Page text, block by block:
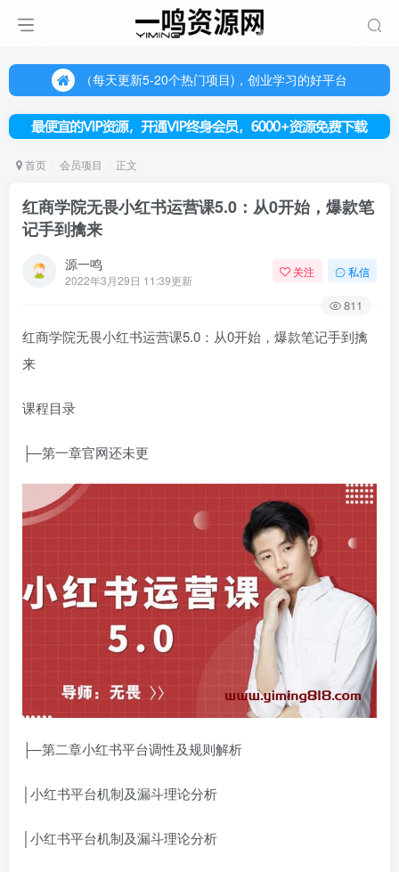
（每天更新5-20个热门项目)，创业学习的好平台
（每天更新5-20个热门项目)，创业学习的好平台
欢迎访问一鸣资源网，本站汇集数千网创课程和项目
首页 会员项目 正文
红商学院无畏小红书运营课5.0：从0开始，爆款笔
记手到擒来
源一鸣
2022年3月29日 11:39更新
关注 私信
811
红商学院无畏小红书运营课5.0：从0开始，爆款笔记手到擒
来
课程目录
├─第一章官网还未更
├─第二章小红书平台调性及规则解析
│小红书平台机制及漏斗理论分析
│小红书平台机制及漏斗理论分析